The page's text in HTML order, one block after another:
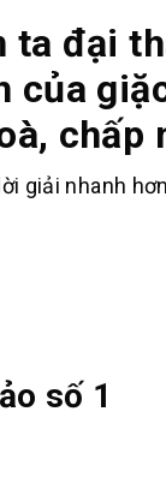
ta đại
của
chấp
giải nhanh hơn
số 1